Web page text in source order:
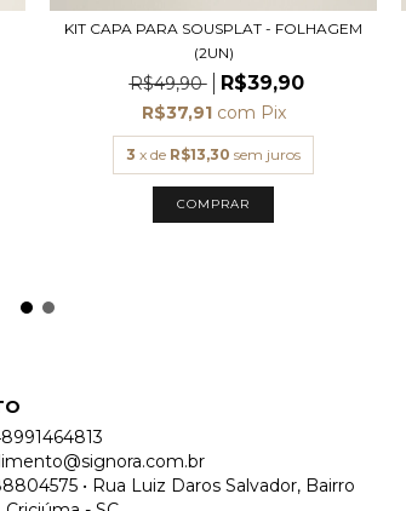
KIT CAPA PARA SOUSPLAT - FOLHAGEM
(2UN)
R$49,90 R$39,90
R$37,91 com Pix
3 x de R$13,30 sem juros
• Rua Luiz Daros Salvador, Bairro